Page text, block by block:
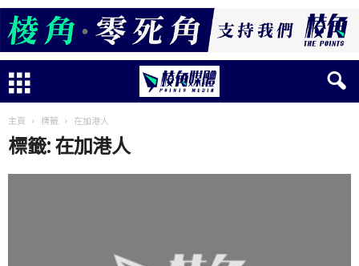
主頁 標籤 在加港人
標籤: 在加港人